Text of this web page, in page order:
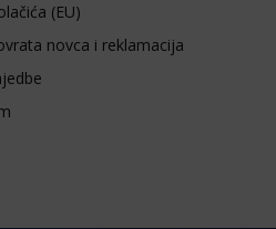
(EU)
novca i reklamacija